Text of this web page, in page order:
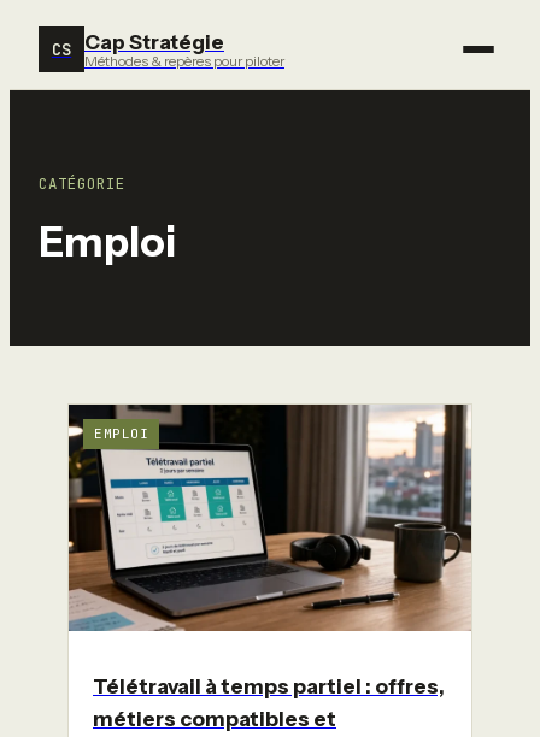
CS Cap Stratégie
Méthodes & repères pour piloter
CATÉGORIE
Emploi
EMPLOI
Télétravail à temps partiel : offres,
métiers compatibles et